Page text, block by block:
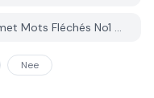
Hoe kan ik een probleem melden met Mots Fléchés No1 op PGYER APK HUB?
Nee